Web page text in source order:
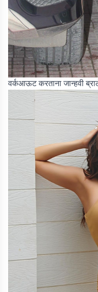
वर्कआऊट करताना जान्हवी